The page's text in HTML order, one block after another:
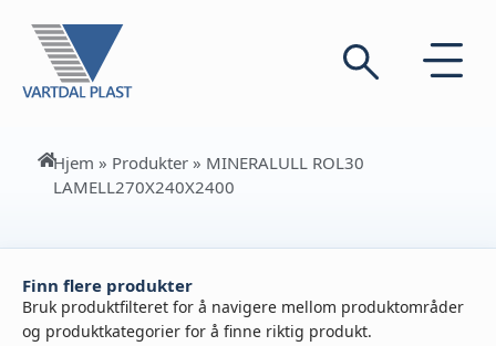
Hjem » Produkter » MINERALULL ROL30
LAMELL270X240X2400
Finn flere produkter
Bruk produktfilteret for å navigere mellom produktområder
og produktkategorier for å finne riktig produkt.